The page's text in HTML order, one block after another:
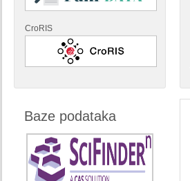
CroRIS
Baze podataka